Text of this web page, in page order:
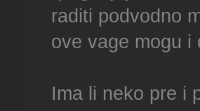
raditi podvodno
ove vage mogu i
Ima li neko pre i